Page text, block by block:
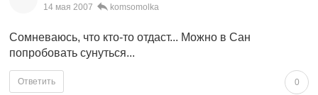
14 мая 2007 komsomolka
Сомневаюсь, что кто-то отдаст... Можно в Сан
попробовать сунуться...
0
Ответить